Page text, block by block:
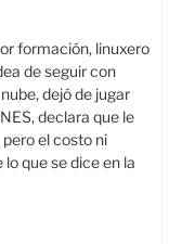
formación, linuxero
de seguir con
dejó de jugar
declara que le
el costo ni
que se dice en la